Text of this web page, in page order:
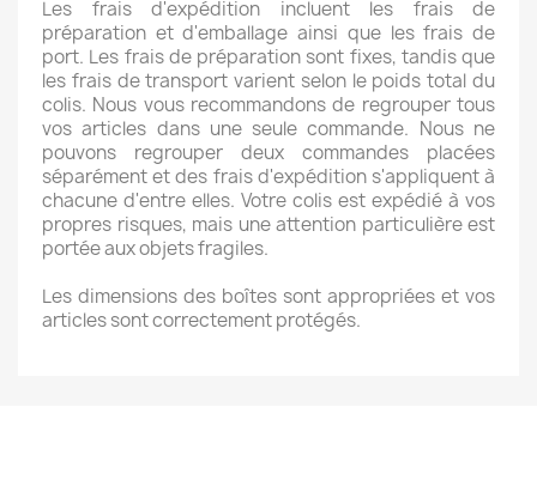
Les frais d'expédition incluent les frais de
préparation et d'emballage ainsi que les frais de
port. Les frais de préparation sont fixes, tandis que
les frais de transport varient selon le poids total du
colis. Nous vous recommandons de regrouper tous
vos articles dans une seule commande. Nous ne
pouvons regrouper deux commandes placées
séparément et des frais d'expédition s'appliquent à
chacune d'entre elles. Votre colis est expédié à vos
propres risques, mais une attention particulière est
portée aux objets fragiles.
Les dimensions des boîtes sont appropriées et vos
articles sont correctement protégés.